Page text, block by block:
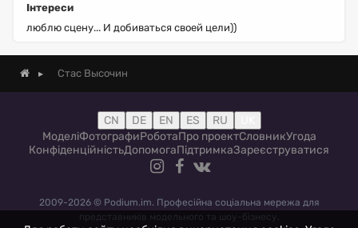
Інтереси
люблю сцену... И добиваться своей цели))
Стас Высочин
CN DE EN ES RU
МоделіФотографиРоботаПро проектСловникУгода
КонфіденційністьДопомогаПідтримкаЗареєструватися
2009-2026 © Podium.im. Професійна соціальна мережа для
представників модельного та шоу-бізнесу.